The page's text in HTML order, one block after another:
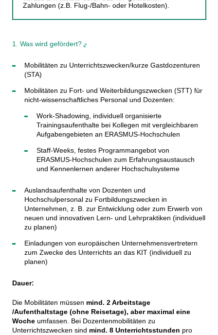
Zahlungen (z.B. Flug-/Bahn- oder Hotelkosten).
1. Was wird gefördert?
Mobilitäten zu Unterrichtszwecken/kurze Gastdozenturen
(STA)
Mobilitäten zu Fort- und Weiterbildungszwecken (STT) für
nicht-wissenschaftliches Personal und Dozenten:
Work-Shadowing, individuell organisierte
Trainingsaufenthalte bei Kollegen mit vergleichbaren
Aufgabengebieten an ERASMUS-Hochschulen
Staff-Weeks, festes Programmangebot von
ERASMUS-Hochschulen zum Erfahrungsaustausch
und Kennenlernen anderer Hochschulsysteme
Auslandsaufenthalte von Dozenten und
Hochschulpersonal zu Fortbildungszwecken in
Unternehmen, z. B. zur Entwicklung oder zum Erwerb von
neuen und innovativen Lern- und Lehrpraktiken (individuell
zu planen)
Einladungen von europäischen Unternehmensvertretern
zum Zwecke des Unterrichts an das KIT (individuell zu
planen)
Dauer:
Die Mobilitäten müssen mind. 2 Arbeitstage
/Aufenthaltstage (ohne Reisetage), aber maximal eine
Wocheumfassen. Bei Dozentenmobilitäten zu
Unterrichtszwecken sind mind. 8 Unterrichtsstunden pro